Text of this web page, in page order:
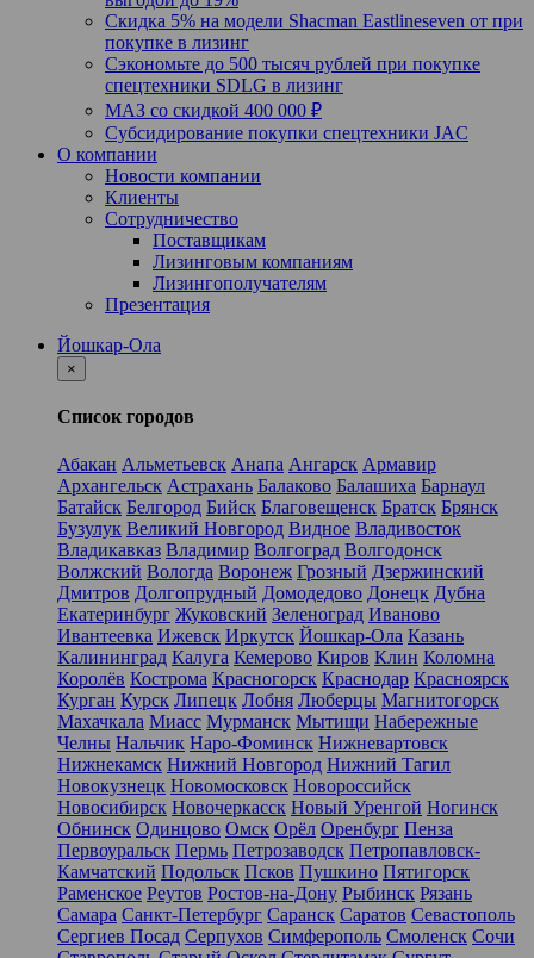
Скидка 5% на модели Shacman Eastlineseven от при
покупке в лизинг
Сэкономьте до 500 тысяч рублей при покупке
спецтехники SDLG в лизинг
МАЗ со скидкой 400 000 ₽
Субсидирование покупки спецтехники JAC
О компании
Новости компании
Клиенты
Сотрудничество
Поставщикам
Лизинговым компаниям
Лизингополучателям
Презентация
Йошкар-Ола
×
Список городов
Абакан Альметьевск Анапа Ангарск Армавир
Архангельск Астрахань Балаково Балашиха Барнаул
Батайск Белгород Бийск Благовещенск Братск Брянск
Бузулук Великий Новгород Видное Владивосток
Владикавказ Владимир Волгоград Волгодонск
Волжский Вологда Воронеж Грозный Дзержинский
Дмитров Долгопрудный Домодедово Донецк Дубна
Екатеринбург Жуковский Зеленоград Иваново
Ивантеевка Ижевск Иркутск Йошкар-Ола Казань
Калининград Калуга Кемерово Киров Клин Коломна
Королёв Кострома Красногорск Краснодар Красноярск
Курган Курск Липецк Лобня Люберцы Магнитогорск
Махачкала Миасс Мурманск Мытищи Набережные
Челны Нальчик Наро-Фоминск Нижневартовск
Нижнекамск Нижний Новгород Нижний Тагил
Новокузнецк Новомосковск Новороссийск
Новосибирск Новочеркасск Новый Уренгой Ногинск
Обнинск Одинцово Омск Орёл Оренбург Пенза
Первоуральск Пермь Петрозаводск Петропавловск-
Камчатский Подольск Псков Пушкино Пятигорск
Раменское Реутов Ростов-на-Дону Рыбинск Рязань
Самара Санкт-Петербург Саранск Саратов Севастополь
Сергиев Посад Серпухов Симферополь Смоленск Сочи